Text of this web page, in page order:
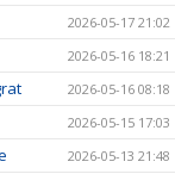
2026-05-17 21:02
2026-05-16 18:21
2026-05-16 08:18
2026-05-15 17:03
2026-05-13 21:48